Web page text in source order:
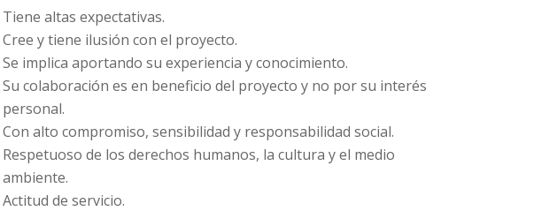
Tiene altas expectativas.
Cree y tiene ilusión con el proyecto.
Se implica aportando su experiencia y conocimiento.
Su colaboración es en beneficio del proyecto y no por su interés
personal.
Con alto compromiso, sensibilidad y responsabilidad social.
Respetuoso de los derechos humanos, la cultura y el medio
ambiente.
Actitud de servicio.